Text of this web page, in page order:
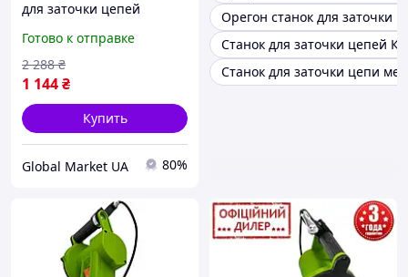
для заточки цепей
цепей бензопил, Заточка
цепей электропил
Готово к отправке
1 144₴
2 288 ₴
Купить
Global Market UA 80%
Орегон станок для заточки
Станок для заточки цепей
Станок для заточки цепи